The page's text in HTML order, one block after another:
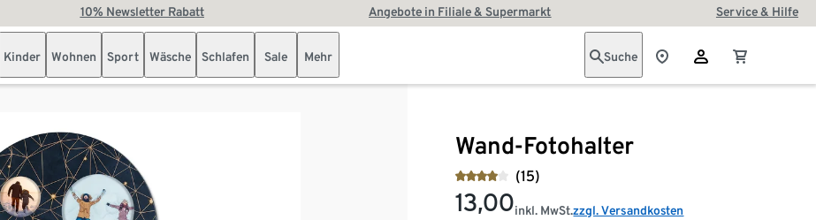
10% Newsletter Rabatt Angebote in Filiale & Supermarkt Service & Hilfe
Kinder Wohnen Sport Wäsche Schlafen Sale Mehr Suche
Wand-Fotohalter
(15)
13,00inkl. MwSt.zzgl. Versandkosten